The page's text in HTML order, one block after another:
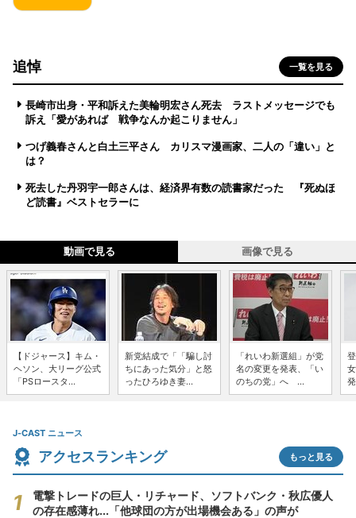
追悼 一覧を見る
長崎市出身・平和訴えた美輪明宏さん死去 ラストメッセージでも
訴え「愛があれば 戦争なんか起こりません」
つげ義春さんと白土三平さん カリスマ漫画家、二人の「違い」と
は？
死去した丹羽宇一郎さんは、経済界有数の読書家だった 『死ぬほ
ど読書』ベストセラーに
動画で見る 画像で見る
【ドジャース】キム・
ヘソン、大リーグ公式
「PSロースタ...
新党結成で「「騙し討
ちにあった気分」と怒
ったひろゆき妻...
「れいわ新選組」が党
名の変更を発表、「い
のちの党」へ ...
J-CAST ニュース
アクセスランキング もっと見る
電撃トレードの巨人・リチャード、ソフトバンク・秋広優人
の存在感薄れ...「他球団の方が出場機会ある」の声が